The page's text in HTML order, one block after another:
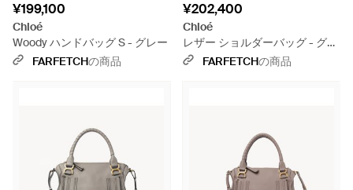
¥199,100
Chloé
Woody ハンドバッグ S - グレー
FARFETCHの商品
¥202,400
Chloé
レザー ショルダーバッグ - グレ
ー
FARFETCHの商品